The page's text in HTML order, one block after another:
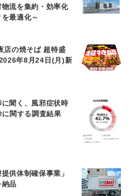
流を集約・効率化
最適化～
店の焼そば 超特盛
年8月24日(月)新
聞く、風邪症状時
関する調査結果
供体制確保事業」
品